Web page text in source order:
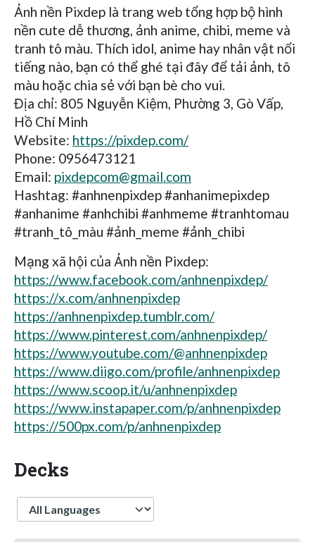
Ảnh nền Pixdep là trang web tổng hợp bộ hình
nền cute dễ thương, ảnh anime, chibi, meme và
tranh tô màu. Thích idol, anime hay nhân vật nổi
tiếng nào, bạn có thể ghé tại đây để tải ảnh, tô
màu hoặc chia sẻ với bạn bè cho vui.
Địa chỉ: 805 Nguyễn Kiệm, Phường 3, Gò Vấp,
Hồ Chí Minh
Website: https://pixdep.com/
Phone: 0956473121
Email: pixdepcom@gmail.com
Hashtag: #anhnenpixdep #anhanimepixdep
#anhanime #anhchibi #anhmeme #tranhtomau
#tranh_tô_màu #ảnh_meme #ảnh_chibi
Mạng xã hội của Ảnh nền Pixdep:
https://www.facebook.com/anhnenpixdep/
https://x.com/anhnenpixdep
https://anhnenpixdep.tumblr.com/
https://www.pinterest.com/anhnenpixdep/
https://www.youtube.com/@anhnenpixdep
https://www.diigo.com/profile/anhnenpixdep
https://www.scoop.it/u/anhnenpixdep
https://www.instapaper.com/p/anhnenpixdep
https://500px.com/p/anhnenpixdep
Decks
Language